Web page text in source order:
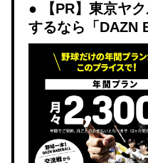
【PR】東京ヤ
するなら「DAZN